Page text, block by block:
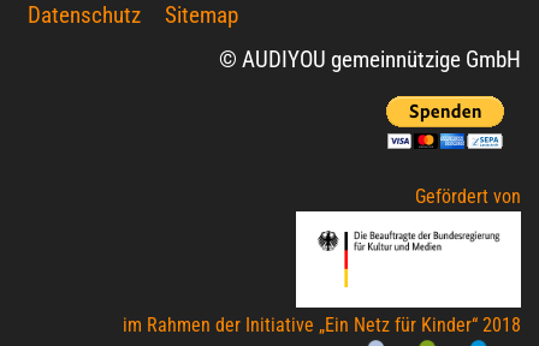
Datenschutz
Sitemap
© AUDIYOU gemeinnützige GmbH
Gefördert von
im Rahmen der Initiative „Ein Netz für Kinder“ 2018